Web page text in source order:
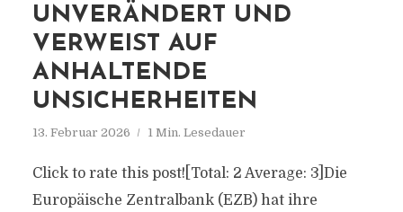
UNVERÄNDERT UND
VERWEIST AUF
ANHALTENDE
UNSICHERHEITEN
13. Februar 2026 1 Min. Lesedauer
Click to rate this post![Total: 2 Average: 3]Die
Europäische Zentralbank (EZB) hat ihre